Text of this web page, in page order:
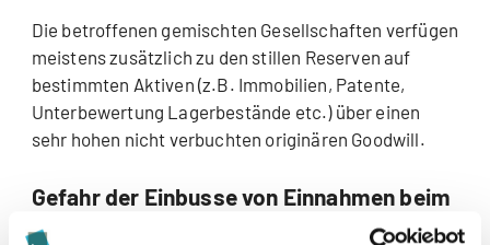
Die betroffenen gemischten Gesellschaften verfügen
meistens zusätzlich zu den stillen Reserven auf
bestimmten Aktiven (z.B. Immobilien, Patente,
Unterbewertung Lagerbestände etc.) über einen
sehr hohen nicht verbuchten originären Goodwill.
Gefahr der Einbusse von Einnahmen beim
Kanton